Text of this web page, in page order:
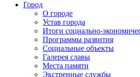
Город
О городе
Устав города
Итоги социально-
Программы развития
Социальные объекты
Галерея славы
Места памяти
Экстренные службы